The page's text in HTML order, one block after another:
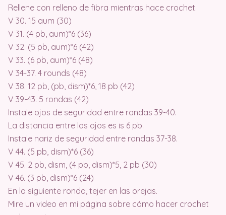
Rellene con relleno de fibra mientras hace crochet.
V 30. 15 aum (30)
V 31. (4 pb, aum)*6 (36)
V 32. (5 pb, aum)*6 (42)
V 33. (6 pb, aum)*6 (48)
V 34-37. 4 rounds (48)
V 38. 12 pb, (pb, dism)*6, 18 pb (42)
V 39-43. 5 rondas (42)
Instale ojos de seguridad entre rondas 39-40.
La distancia entre los ojos es is 6 pb.
Instale nariz de seguridad entre rondas 37-38.
V 44. (5 pb, dism)*6 (36)
V 45. 2 pb, dism, (4 pb, dism)*5, 2 pb (30)
V 46. (3 pb, dism)*6 (24)
En la siguiente ronda, tejer en las orejas.
Mire un video en mi página sobre cómo hacer crochet